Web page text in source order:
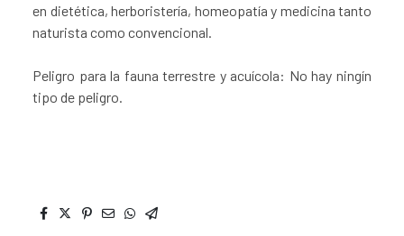
en dietética, herboristería, homeopatía y medicina tanto
naturista como convencional.
Peligro para la fauna terrestre y acuícola: No hay ningín
tipo de peligro.